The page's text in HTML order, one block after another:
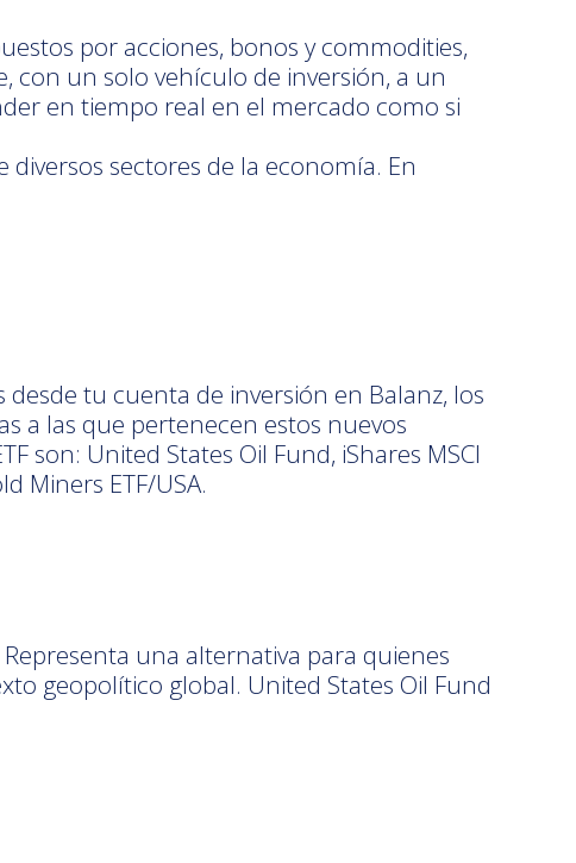
por acciones, bonos y commodities,
con un solo vehículo de inversión, a un
en tiempo real en el mercado como si
sectores de la economía. En
desde tu cuenta de inversión en Balanz, los
a las que pertenecen estos nuevos
son: United States Oil Fund, iShares MSCI
Miners ETF/USA.
una alternativa para quienes
geopolítico global. United States Oil Fund